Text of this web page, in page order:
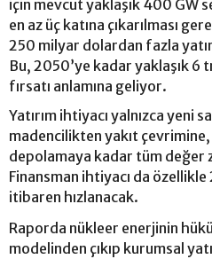
için mevcut yaklaşık 400 GW
en az üç katına çıkarılması
250 milyar dolardan fazla
Bu, 2050’ye kadar yaklaşık 6
fırsatı anlamına geliyor.
Yatırım ihtiyacı yalnızca yeni
madencilikten yakıt çevrimine,
depolamaya kadar tüm değer
Finansman ihtiyacı da
itibaren hızlanacak.
Raporda nükleer enerjinin
modelinden çıkıp kurumsal